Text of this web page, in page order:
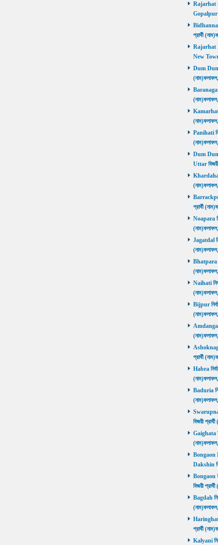
Rajarhat
Gopalpur
প্রার্থী
Rajarhat
New Town
Dum Dum
Baranagar
Kamarhati
Panihati
Dum Dum
Uttar
Khardaha
Barrackpur
প্রার্থী
Noapara
Jagatdal
Bhatpara
Naihati
Bijpur
Amdanga
প্রার্থী
Habra
Baduria
বিজয়ী
Gaighata
Bongaon
Dakshin
Bongaon
বিজয়ী
Bagdah
Haringhata
প্রার্থী
Kalyani